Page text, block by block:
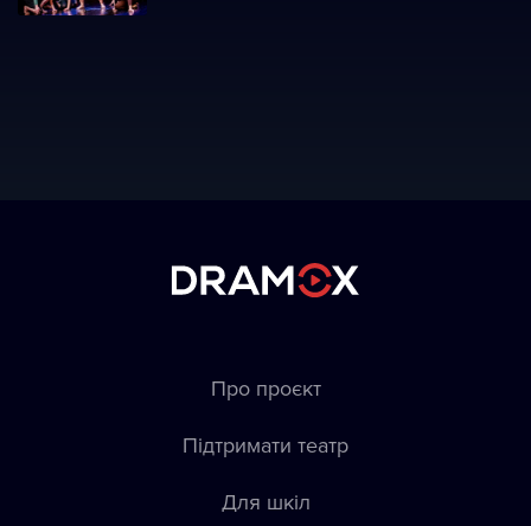
Про проєкт
Підтримати театр
Для шкіл